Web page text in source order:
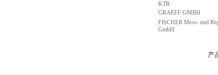
KTR
GRAEFF GMBH
FISCHER Mess- und
GmbH
产